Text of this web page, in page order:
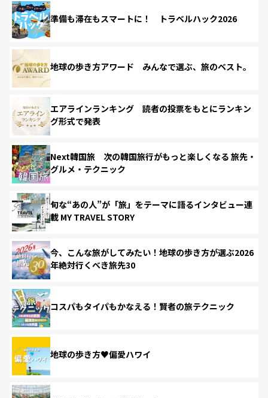
準備も滞在もスマートに！ トラベルハック2026
地球の歩き方アワード みんなで選ぶ、旅のベスト。
エアラインランキング 読者の投票をもとにランキン
グ形式で発表
Next韓国旅 次の韓国旅行がもっと楽しくなる 旅先・
グルメ・テクニック
旬な“あの人”が「旅」をテーマに語るインタビュー連
載 MY TRAVEL STORY
今、こんな旅がしてみたい！地球の歩き方が選ぶ2026
年絶対行くべき旅先30
コスパもタイパもかなえる！賢者の旅テクニック
地球の歩き方♥偏愛ハワイ